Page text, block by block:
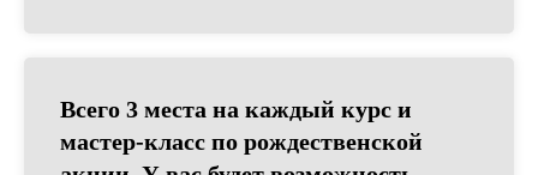
Всего 3 места на каждый курс и
мастер-класс по рождественской